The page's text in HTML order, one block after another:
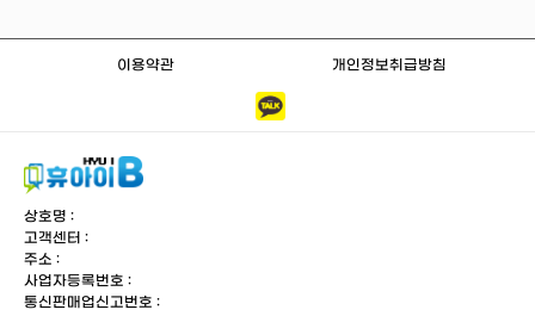
이용약관 개인정보취급방침
상호명 :
고객센터 :
주소 :
사업자등록번호 :
통신판매업신고번호 :